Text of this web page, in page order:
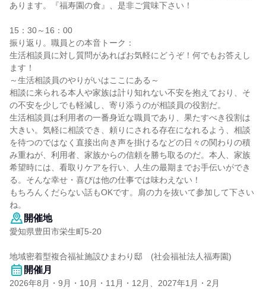
あります。『福寿園の食』、是非ご賞味下さい！
15：30～16：00
振り返り。職員との本音トーク：
生活相談員に対し質問があればお気軽にどうぞ！何でもお答えし
ます！
～生活相談員のやりがいはここにある～
相談に来られる本人や家族は計り知れない不安を抱えており、そ
の不安を少しでも軽減し、寄り添うのが相談員の役割だ。
生活相談員は利用者の一番身近な職員であり、果たすべき役割は
大きい。気軽に相談でき、頼りにされる存在になれるよう、相談
を待つのではなく直接出向き声を掛けるなどの日々の関わりの積
み重ねが、利用者、家族からの信頼を勝ち取るのだ。本人、家族
希望時には、看取りケアを行い、人生の最期までお手伝いができ
る。そんな幸せ・喜びは他の仕事では味わえない！
もちろんくだらない話もOKです。肩の力を抜いて参加して下さい
ね。
開催地
愛知県豊田市栄生町5-20
地域密着型複合福祉施設ひまわり邸 (社会福祉法人福寿園)
開催月
2026年8月・9月・10月・11月・12月、2027年1月・2月